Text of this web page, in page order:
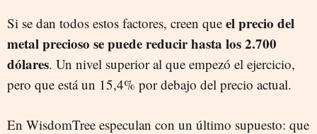
Si se dan todos estos factores, creen que el precio del
metal precioso se puede reducir hasta los 2.700
dólares. Un nivel superior al que empezó el ejercicio,
pero que está un 15,4% por debajo del precio actual.
En WisdomTree especulan con un último supuesto: que